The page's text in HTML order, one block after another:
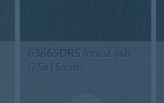
63665DR5 forest ash
(75x15 cm)